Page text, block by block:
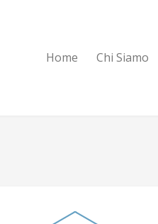
Home Chi Siamo